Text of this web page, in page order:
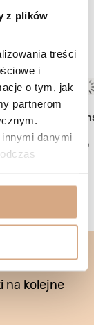
z plików
treści
i
o tym, jak
partnerom
danymi
(1)
skórzana
zł
cena: 559 zł
regularna:
na kolejne